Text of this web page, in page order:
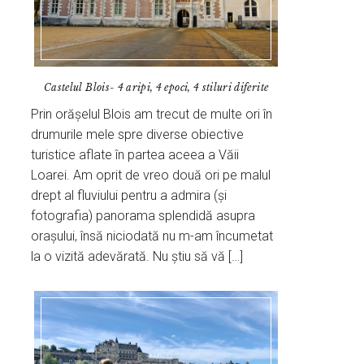
Castelul Blois- 4 aripi, 4 epoci, 4 stiluri diferite
Prin orășelul Blois am trecut de multe ori în
drumurile mele spre diverse obiective
turistice aflate în partea aceea a Văii
Loarei. Am oprit de vreo două ori pe malul
drept al fluviului pentru a admira (și
fotografia) panorama splendidă asupra
orașului, însă niciodată nu m-am încumetat
la o vizită adevărată. Nu știu să vă […]